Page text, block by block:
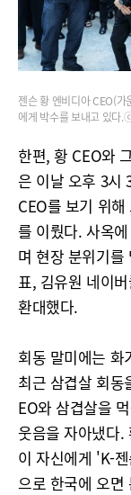
젠슨 황 엔비디아 CEO(
에게 박수를 보내고 있다
한편, 황 CEO와
은 이날 오후 3시
CEO를 보기 위
를 이뤘다. 사옥
며 현장 분위기를
표, 김유원 네이
환대했다.
회동 말미에는 화
최근 삼겹살 회
EO와 삼겹살을
웃음을 자아냈다.
이 자신에게 'K-
으로 한국에 오면